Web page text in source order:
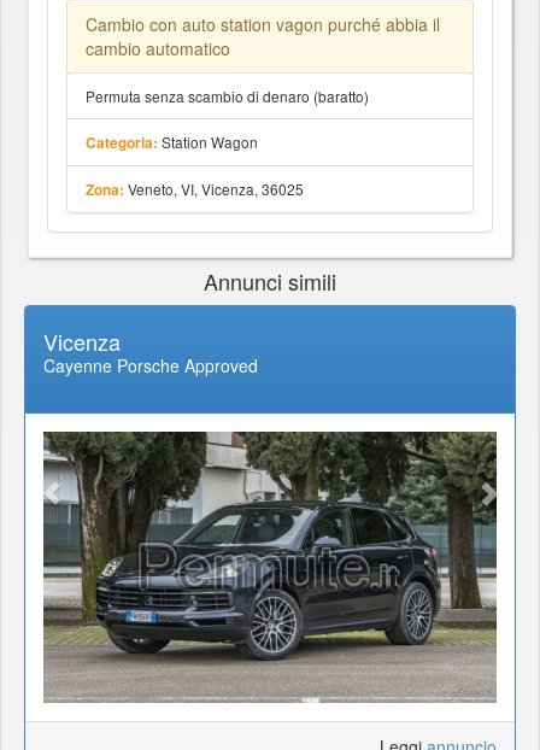
Cambio con auto station vagon purché abbia il
cambio automatico
Permuta senza scambio di denaro (baratto)
Categoria: Station Wagon
Zona: Veneto, VI, Vicenza, 36025
Annunci simili
Vicenza
Cayenne Porsche Approved